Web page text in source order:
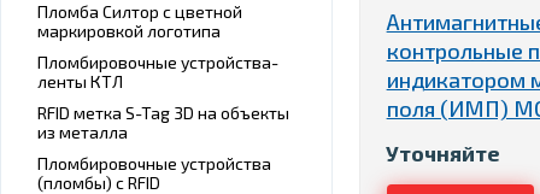
Пломба Силтор с цветной
маркировкой логотипа
Пломбировочные устройства-
ленты КТЛ
RFID метка S-Tag 3D на объекты
из металла
Пломбировочные устройства
(пломбы) с RFID
контрольные
индикатором
поля (ИМП)
Уточняйте